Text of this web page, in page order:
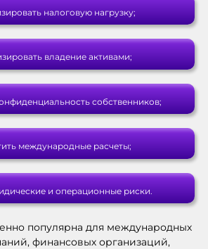
налоговую нагрузку;
владение активами;
собственников;
международные расчеты;
и операционные риски.
популярна для международных
финансовых организаций,